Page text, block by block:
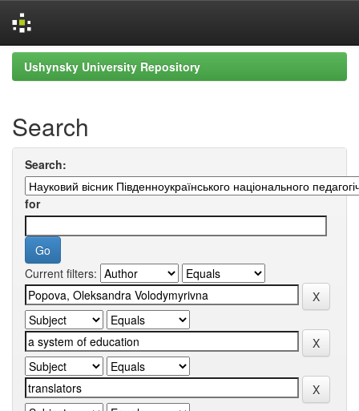
Skip
navigation
Ushynsky University Repository
Search
Search:
for
Current filters: